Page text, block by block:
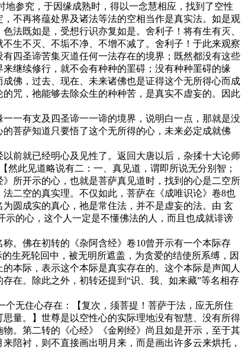
参究，于因缘成熟时，得以一念慧相应，找到了空性
不再将蕴处界及诸法等法的空相当作是真实法。如是观
法既如是，受想行识亦复如是。舍利子！将有生有灭、
生不灭、不垢不净、不增不减了。舍利子！于此来观察
四圣谛苦集灭道任何一法存在的境界；既然都没有这些
继续修行，就不会有种种的罣碍；没有种种罣碍的缘
佛，过去、现在、未来诸佛也是证得这个无所得心而成
咒，祂能够去除众生的种种苦，是真实不虚妄的。因此
一有支及四圣谛一一谛的境界，说明白一点，那就是没
菩萨知道只要悟了这个无所得的心，未来必定成就佛
前就已经明心及见性了。返回大唐以后，杂揉十大论师
此见道略说有二：一、真见道，谓即所说无分别智；
所开示的心，也就是菩萨真见道时，找到的心是二空所
二空的真实理。不仅如此，菩萨在《成唯识论》卷8也
圆成实的真心，祂是常住法，并不是虚妄的法。由 玄
的心，这个人一定是不懂佛法的人，而且也成就诽谤
。佛在初转的《杂阿含经》卷10曾开示有一个本际存
生死轮回中，被无明所遮盖，为贪爱的结使所系缚，因
本际，表示这个本际是真实存在的。这个本际是声闻人
在。除此之外，初转还提到“识、我、如来藏”等名相存
无住心存在：【复次，须菩提！菩萨于法，应无所住
量。】世尊是以空性心的实际理地没有智慧、没有所得
。第二转的《心经》《金刚经》尚且如是开示，至于其
陪衬，则不直接画出明月来，而是画出许多云来烘托，